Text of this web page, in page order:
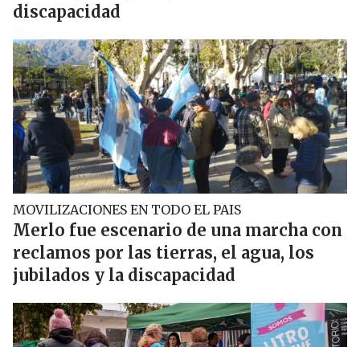
discapacidad
MOVILIZACIONES EN TODO EL PAIS
Merlo fue escenario de una marcha con
reclamos por las tierras, el agua, los
jubilados y la discapacidad